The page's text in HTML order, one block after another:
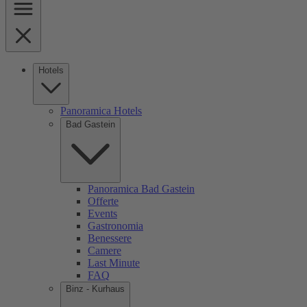
Hotels
Panoramica Hotels
Bad Gastein
Panoramica Bad Gastein
Offerte
Events
Gastronomia
Benessere
Camere
Last Minute
FAQ
Binz - Kurhaus